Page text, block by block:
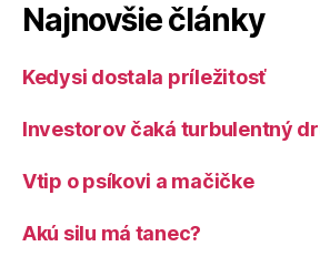
Najnovšie články
Kedysi dostala príležitosť
Investorov čaká turbulentný
Vtip o psíkovi a mačičke
Akú silu má tanec?